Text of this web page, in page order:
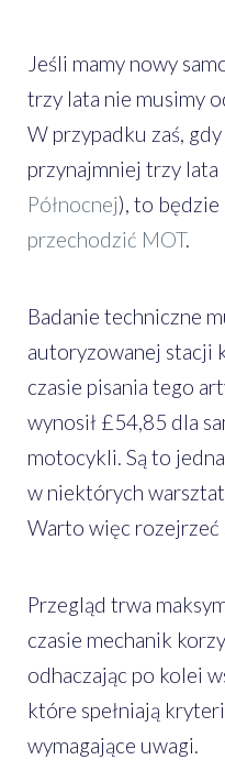
Jeśli mamy nowy
trzy lata nie musimy
W przypadku zaś,
przynajmniej trzy lata
Północnej), to będzie
przechodzić MOT.
Badanie techniczne
autoryzowanej stacji
czasie pisania tego
wynosił £54,85 dla
motocykli. Są to
w niektórych
Warto więc rozejrzeć
Przegląd trwa
czasie mechanik
odhaczając po kolei
które spełniają
wymagające uwagi.